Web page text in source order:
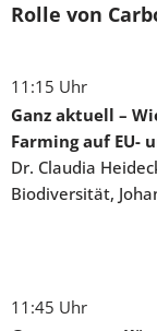
Rolle von
11:15 Uhr
Ganz aktuell –
Farming auf EU-
Dr. Claudia
Biodiversität,
11:45 Uhr